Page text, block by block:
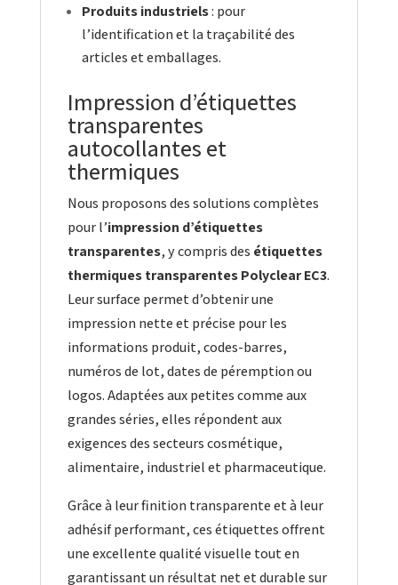
Produits industriels: pour
l’identification et la traçabilité des
articles et emballages.
Impression d’étiquettes
transparentes
autocollantes et
thermiques
Nous proposons des solutions complètes
pour l’impression d’étiquettes
transparentes, y compris des étiquettes
thermiques transparentes Polyclear EC3.
Leur surface permet d’obtenir une
impression nette et précise pour les
informations produit, codes-barres,
numéros de lot, dates de péremption ou
logos. Adaptées aux petites comme aux
grandes séries, elles répondent aux
exigences des secteurs cosmétique,
alimentaire, industriel et pharmaceutique.
Grâce à leur finition transparente et à leur
adhésif performant, ces étiquettes offrent
une excellente qualité visuelle tout en
garantissant un résultat net et durable sur